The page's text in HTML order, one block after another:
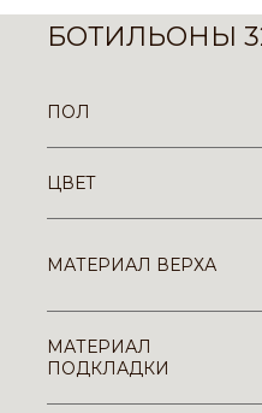
БОТИЛЬОНЫ
ПОЛ
ЦВЕТ
МАТЕРИАЛ ВЕРХА
МАТЕРИАЛ
ПОДКЛАДКИ